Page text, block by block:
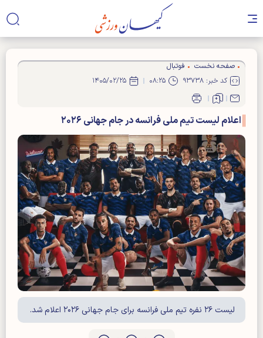
صفحه نخست
فوتبال
کد خبر: ۹۳۷۳۸
۰۸:۲۵ ۱۴۰۵/۰۲/۲۵
اعلام لیست تیم ملی فرانسه در جام جهانی ۲۰۲۶
لیست ۲۶ نفره تیم ملی فرانسه برای جام جهانی ۲۰۲۶ اعلام شد.